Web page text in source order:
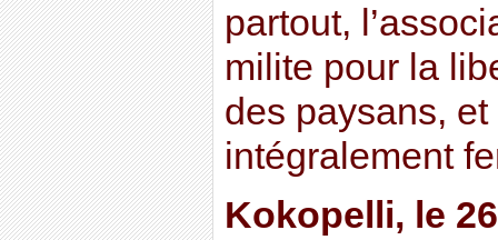
partout,
milite pour la
des paysans,
intégralement
Kokopelli, le